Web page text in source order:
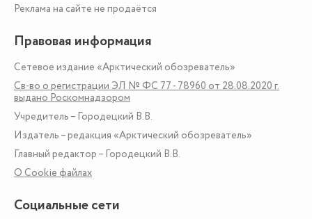
Реклама на сайте не продаётся
Правовая информация
Сетевое издание «Арктический обозреватель»
Св-во о регистрации ЭЛ № ФС 77 - 78960 от 28.08.2020 г.
выдано Роскомнадзором
Учредитель – Городецкий В.В.
Издатель – редакция «Арктический обозреватель»
Главный редактор – Городецкий В.В.
О Сookie файлах
Социальные сети